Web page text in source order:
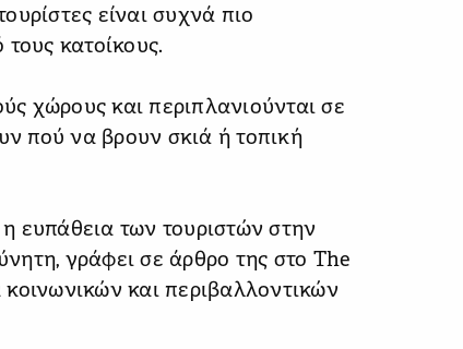
είναι συχνά πιο
κατοίκους.
χώρους και περιπλανιούνται σε
πού να βρουν σκιά ή τοπική
ευπάθεια των τουριστών στην
γράφει σε άρθρο της στο The
και περιβαλλοντικών